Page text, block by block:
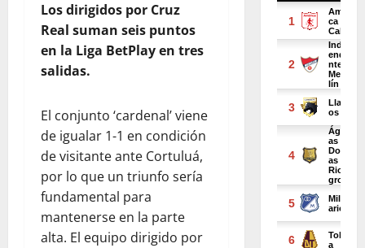
Los dirigidos por Cruz
Real suman seis puntos
en la Liga BetPlay en tres
salidas.
El conjunto ‘cardenal’ viene
de igualar 1-1 en condición
de visitante ante Cortuluá,
por lo que un triunfo sería
fundamental para
mantenerse en la parte
alta. El equipo dirigido por